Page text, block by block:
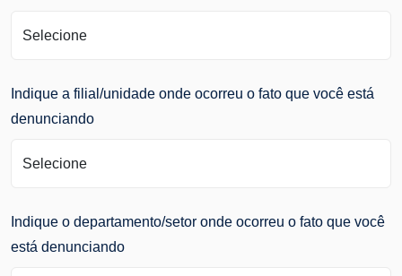
Indique a filial/unidade onde ocorreu o fato que você está
denunciando
Indique o departamento/setor onde ocorreu o fato que você
está denunciando